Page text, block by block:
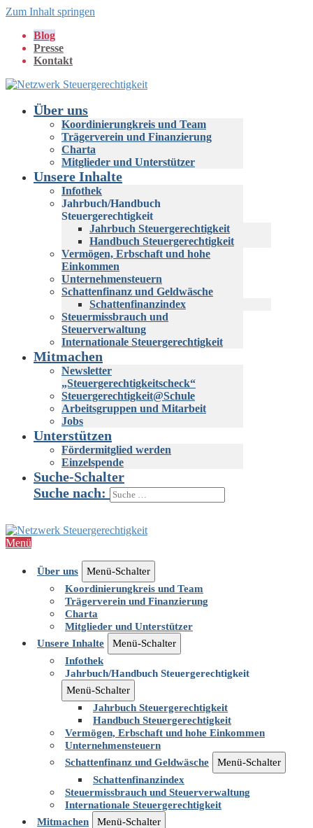
Zum Inhalt springen
Blog
Presse
Kontakt
Über uns
Koordinierungkreis und Team
Trägerverein und Finanzierung
Charta
Mitglieder und Unterstützer
Unsere Inhalte
Infothek
Jahrbuch/Handbuch
Steuergerechtigkeit
Jahrbuch Steuergerechtigkeit
Handbuch Steuergerechtigkeit
Vermögen, Erbschaft und hohe
Einkommen
Unternehmensteuern
Schattenfinanz und Geldwäsche
Schattenfinanzindex
Steuermissbrauch und
Steuerverwaltung
Internationale Steuergerechtigkeit
Mitmachen
Newsletter
„Steuergerechtigkeitscheck“
Steuergerechtigkeit@Schule
Arbeitsgruppen und Mitarbeit
Jobs
Unterstützen
Fördermitglied werden
Einzelspende
Suche-Schalter
Suche nach:
Menü
Über uns
Menü-Schalter
Koordinierungkreis und Team
Trägerverein und Finanzierung
Charta
Mitglieder und Unterstützer
Unsere Inhalte
Menü-Schalter
Infothek
Jahrbuch/Handbuch Steuergerechtigkeit
Menü-Schalter
Jahrbuch Steuergerechtigkeit
Handbuch Steuergerechtigkeit
Vermögen, Erbschaft und hohe Einkommen
Unternehmensteuern
Schattenfinanz und Geldwäsche
Menü-Schalter
Schattenfinanzindex
Steuermissbrauch und Steuerverwaltung
Internationale Steuergerechtigkeit
Mitmachen
Menü-Schalter